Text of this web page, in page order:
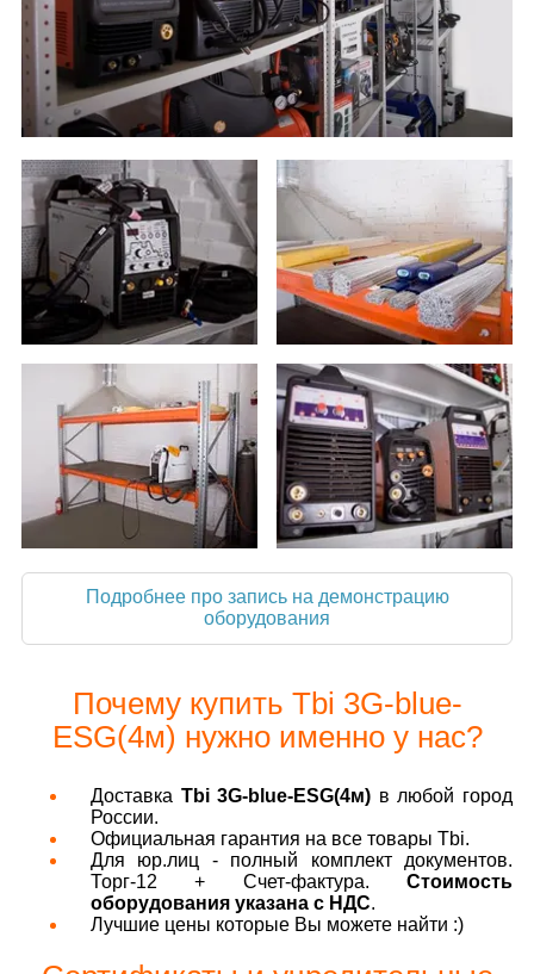
Подробнее про запись на демонстрацию
оборудования
Почему купить Tbi 3G-blue-
ESG(4м) нужно именно у нас?
Доставка Tbi 3G-blue-ESG(4м) в любой город
России.
Официальная гарантия на все товары Tbi.
Для юр.лиц - полный комплект документов.
Торг-12 + Счет-фактура. Стоимость
оборудования указана с НДС.
Лучшие цены которые Вы можете найти :)